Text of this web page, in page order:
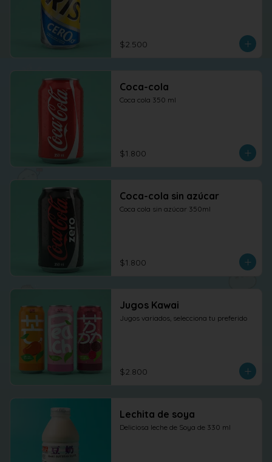
$2.500
Coca-cola
Coca cola 350 ml
$1.800
Coca-cola sin azúcar
Coca cola sin azúcar 350ml
$1.800
Jugos Kawai
Jugos variados, selecciona tu preferido
$2.800
Lechita de soya
Deliciosa leche de Soya de 330 ml